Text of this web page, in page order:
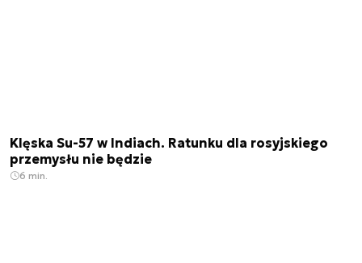
Klęska Su-57 w Indiach. Ratunku dla rosyjskiego
przemysłu nie będzie
6 min.